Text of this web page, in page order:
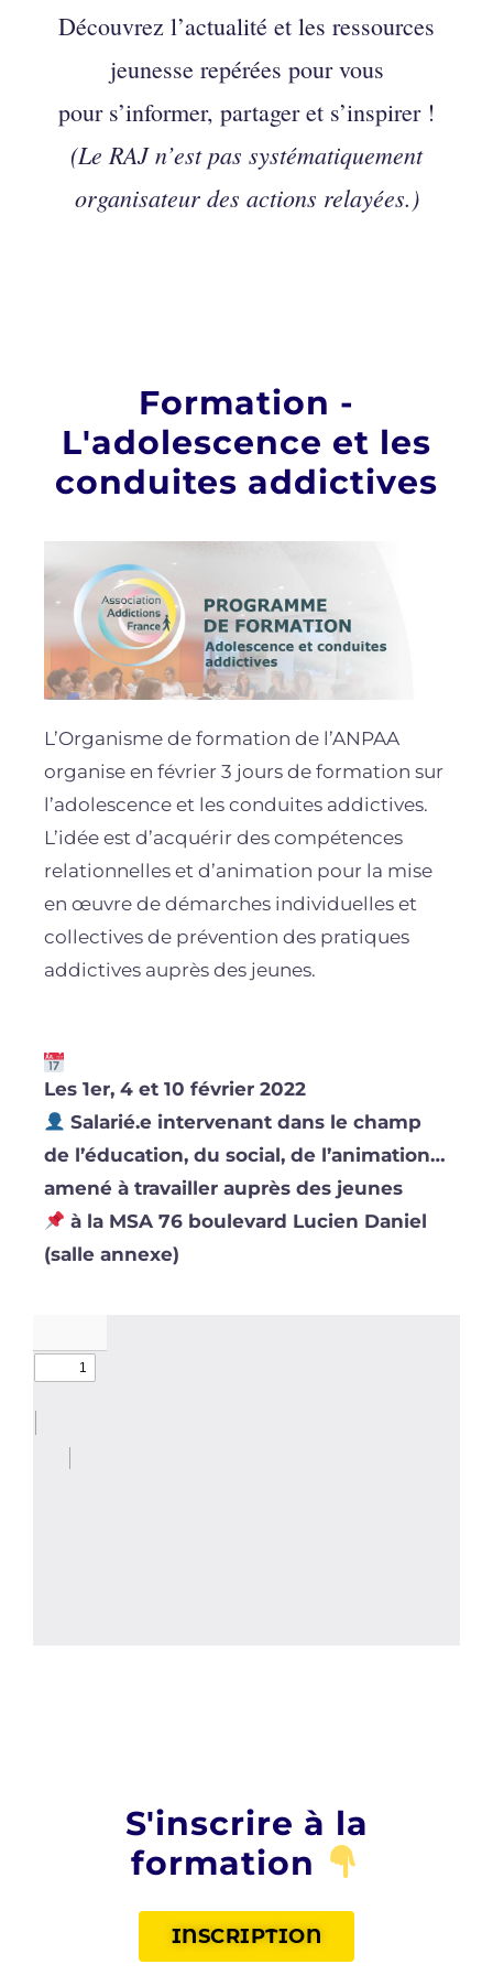
Découvrez l’actualité et les ressources
jeunesse repérées pour vous
pour s’informer, partager et s’inspirer !
(Le RAJ n’est pas systématiquement
organisateur des actions relayées.)
Formation -
L'adolescence et les
conduites addictives
L’Organisme de formation de l’ANPAA
organise en février 3 jours de formation sur
l’adolescence et les conduites addictives.
L’idée est d’acquérir des compétences
relationnelles et d’animation pour la mise
en œuvre de démarches individuelles et
collectives de prévention des pratiques
addictives auprès des jeunes.
Les 1er, 4 et 10 février 2022
Salarié.e intervenant dans le champ
de l’éducation, du social, de l’animation…
amené à travailler auprès des jeunes
à la MSA 76 boulevard Lucien Daniel
(salle annexe)
S'inscrire à la
formation
INSCRIPTION